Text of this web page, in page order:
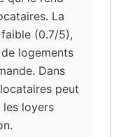
La
(0.7/5),
logements
Dans
peut
loyers